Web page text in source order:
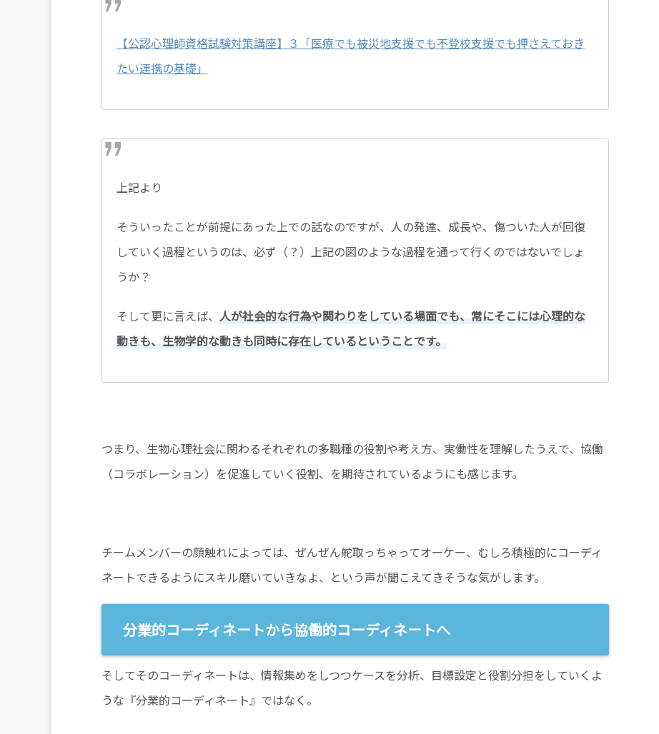
【公認心理師資格試験対策講座】３「医療でも被災地支援でも不登校支援でも押さえておき
たい連携の基礎」
上記より
そういったことが前提にあった上での話なのですが、人の発達、成長や、傷ついた人が回復
していく過程というのは、必ず（？）上記の図のような過程を通って行くのではないでしょ
うか？
そして更に言えば、 人が社会的な行為や関わりをしている場面でも、常にそこには心理的な
動きも、生物学的な動きも同時に存在しているということです。
つまり、生物心理社会に関わるそれぞれの多職種の役割や考え方、実働性を理解したうえで、協働
（コラボレーション）を促進していく役割、を期待されているようにも感じます。
チームメンバーの顔触れによっては、ぜんぜん舵取っちゃってオーケー、むしろ積極的にコーディ
ネートできるようにスキル磨いていきなよ、という声が聞こえてきそうな気がします。
分業的コーディネートから協働的コーディネートへ
そしてそのコーディネートは、情報集めをしつつケースを分析、目標設定と役割分担をしていくよ
うな『分業的コーディネート』ではなく。